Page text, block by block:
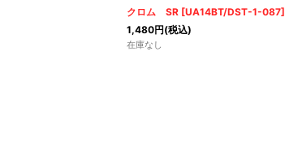
クロム SR [UA14BT/DST-1-087]
1,480円(税込)
在庫なし